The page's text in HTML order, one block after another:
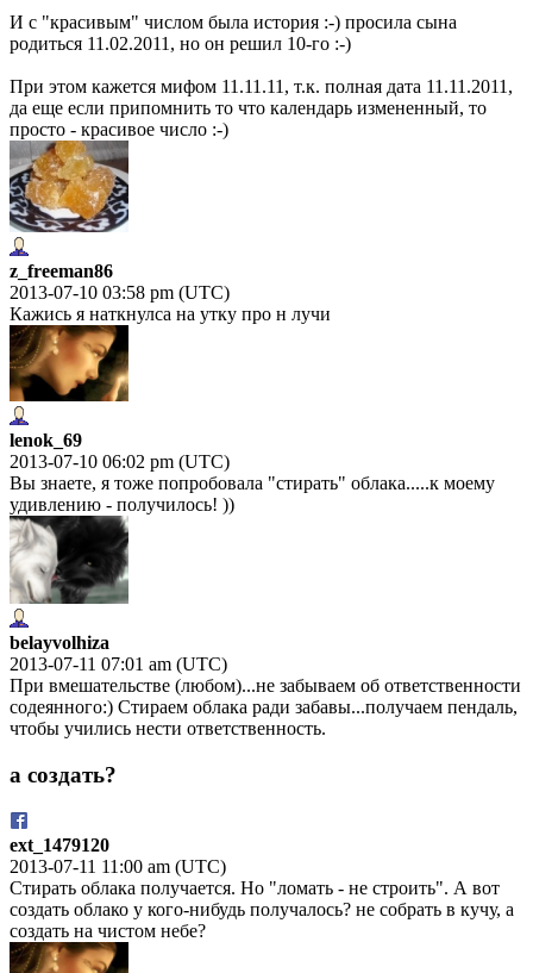
И с "красивым" числом была история :-) просила сына
родиться 11.02.2011, но он решил 10-го :-)
При этом кажется мифом 11.11.11, т.к. полная дата 11.11.2011,
да еще если припомнить то что календарь измененный, то
просто - красивое число :-)
z_freeman86
2013-07-10 03:58 pm (UTC)
Кажись я наткнулса на утку про н лучи
lenok_69
2013-07-10 06:02 pm (UTC)
Вы знаете, я тоже попробовала "стирать" облака.....к моему
удивлению - получилось! ))
belayvolhiza
2013-07-11 07:01 am (UTC)
При вмешательстве (любом)...не забываем об ответственности
содеянного:) Стираем облака ради забавы...получаем пендаль,
чтобы учились нести ответственность.
а создать?
ext_1479120
2013-07-11 11:00 am (UTC)
Стирать облака получается. Но "ломать - не строить". А вот
создать облако у кого-нибудь получалось? не собрать в кучу, а
создать на чистом небе?